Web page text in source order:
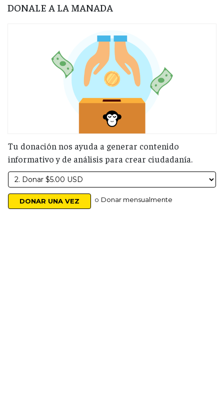
DONALE A LA MANADA
Tu donación nos ayuda a generar contenido
informativo y de análisis para crear ciudadanía.
o Donar mensualmente